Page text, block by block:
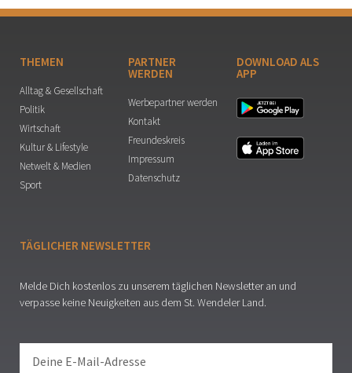
THEMEN
Alltag & Gesellschaft
Politik
Wirtschaft
Kultur & Lifestyle
Netwelt & Medien
Sport
PARTNER
WERDEN
Werbepartner werden
Kontakt
Freundeskreis
Impressum
Datenschutz
DOWNLOAD ALS
APP
TÄGLICHER NEWSLETTER
Melde Dich kostenlos zu unserem täglichen Newsletter an und
verpasse keine Neuigkeiten aus dem St. Wendeler Land.